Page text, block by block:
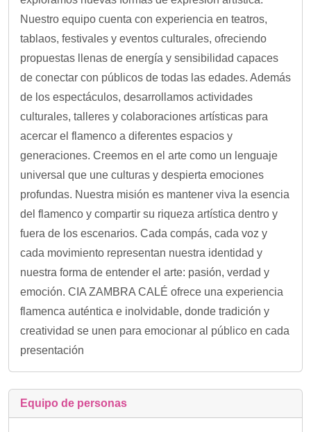
Nuestro equipo cuenta con experiencia en teatros,
tablaos, festivales y eventos culturales, ofreciendo
propuestas llenas de energía y sensibilidad capaces
de conectar con públicos de todas las edades. Además
de los espectáculos, desarrollamos actividades
culturales, talleres y colaboraciones artísticas para
acercar el flamenco a diferentes espacios y
generaciones. Creemos en el arte como un lenguaje
universal que une culturas y despierta emociones
profundas. Nuestra misión es mantener viva la esencia
del flamenco y compartir su riqueza artística dentro y
fuera de los escenarios. Cada compás, cada voz y
cada movimiento representan nuestra identidad y
nuestra forma de entender el arte: pasión, verdad y
emoción. CIA ZAMBRA CALÉ ofrece una experiencia
flamenca auténtica e inolvidable, donde tradición y
creatividad se unen para emocionar al público en cada
presentación
Equipo de personas